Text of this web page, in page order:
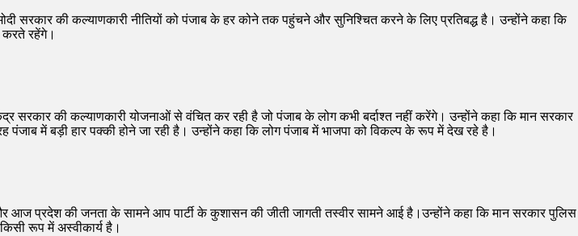
सरकार की कल्याणकारी नीतियों को पंजाब के हर कोने तक पहुंचने और सुनिश्चित करने के लिए प्रतिबद्ध है। उन्होंने कहा कि
करते रहेंगे।
की कल्याणकारी योजनाओं से वंचित कर रही है जो पंजाब के लोग कभी बर्दाश्त नहीं करेंगे। उन्होंने कहा कि मान सरकार
पंजाब में बड़ी हार पक्की होने जा रही है। उन्होंने कहा कि लोग पंजाब में भाजपा को विकल्प के रूप में देख रहे है।
आज प्रदेश की जनता के सामने आप पार्टी के कुशासन की जीती जागती तस्वीर सामने आई है।उन्होंने कहा कि मान सरकार पुलिस
रूप में अस्वीकार्य है।